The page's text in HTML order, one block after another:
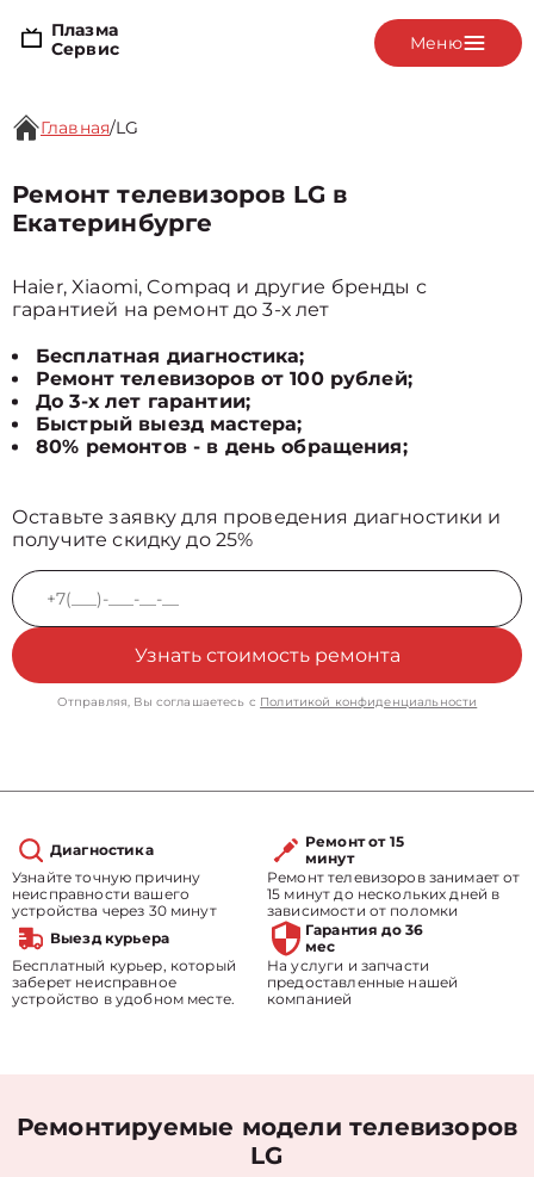
Плазма
Сервис
Меню
Главная/LG
Ремонт телевизоров LG в
Екатеринбурге
Haier, Xiaomi, Compaq и другие бренды с
гарантией на ремонт до 3-х лет
Бесплатная диагностика;
Ремонт телевизоров от 100 рублей;
До 3-х лет гарантии;
Быстрый выезд мастера;
80% ремонтов - в день обращения;
Оставьте заявку для проведения диагностики и
получите скидку до 25%
Узнать стоимость ремонта
Отправляя, Вы соглашаетесь с Политикой конфиденциальности
Диагностика
Узнайте точную причину
неисправности вашего
устройства через 30 минут
Ремонт от 15
минут
Ремонт телевизоров занимает от
15 минут до нескольких дней в
зависимости от поломки
Выезд курьера
Бесплатный курьер, который
заберет неисправное
устройство в удобном месте.
Гарантия до 36
мес
На услуги и запчасти
предоставленные нашей
компанией
Ремонтируемые модели телевизоров
LG